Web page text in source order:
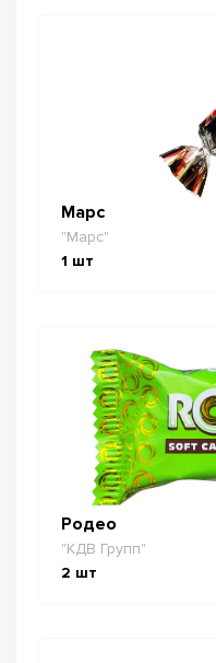
Марс
"Марс"
1 шт
Родео
"КДВ Групп"
2 шт